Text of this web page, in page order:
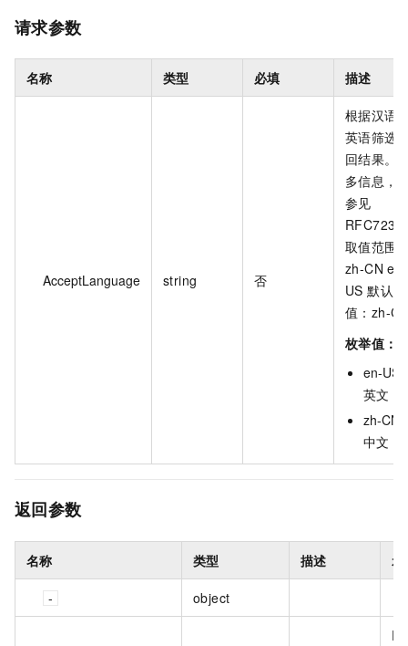
请求参数
名称 类型 必填 描述
AcceptLanguage string 否
根据汉语
英语筛选
回结果。
多信息，
参见
RFC7231
取值范围
zh-CN en-
US 默认
值：zh-
枚举值：
en-US :
英文
zh-CN :
中文
返回参数
名称 类型 描述 示
object